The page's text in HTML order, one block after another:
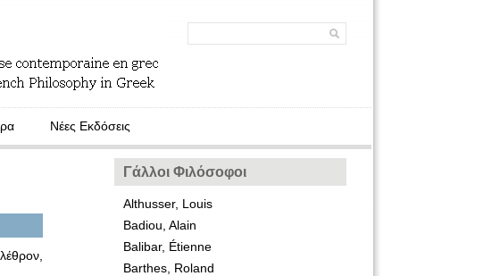
Νέες Εκδόσεις
Γάλλοι Φιλόσοφοι
Althusser, Louis
Badiou, Alain
Balibar, Étienne
Barthes, Roland